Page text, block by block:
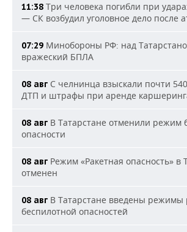
11:38 Три человека погибли при
— СК возбудил уголовное дело после
07:29 Минобороны РФ: над
вражеский БПЛА
08 авг С челнинца взыскали почти
ДТП и штрафы при аренде
08 авг В Татарстане отменили режим
опасности
08 авг Режим «Ракетная опасность» в
отменен
08 авг В Татарстане введены режимы
беспилотной опасностей